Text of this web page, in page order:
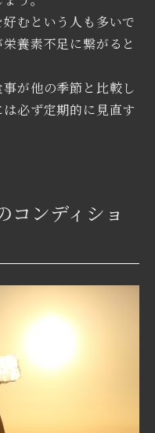
むという人も多いで
養素不足に繋がると
が他の季節と比較し
必ず定期的に見直す
コンディショ